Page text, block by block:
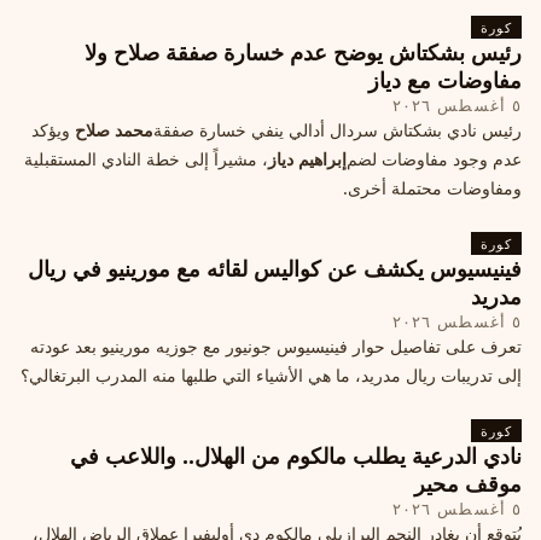
كورة
رئيس بشكتاش يوضح عدم خسارة صفقة صلاح ولا
مفاوضات مع دياز
٥ أغسطس ٢٠٢٦
رئيس نادي بشكتاش سردال أدالي ينفي خسارة صفقةمحمد صلاح ويؤكد
عدم وجود مفاوضات لضمإبراهيم دياز ، مشيراً إلى خطة النادي المستقبلية
ومفاوضات محتملة أخرى.
كورة
فينيسيوس يكشف عن كواليس لقائه مع مورينيو في ريال
مدريد
٥ أغسطس ٢٠٢٦
تعرف على تفاصيل حوار فينيسيوس جونيور مع جوزيه مورينيو بعد عودته
إلى تدريبات ريال مدريد، ما هي الأشياء التي طلبها منه المدرب البرتغالي؟
كورة
نادي الدرعية يطلب مالكوم من الهلال.. واللاعب في
موقف محير
٥ أغسطس ٢٠٢٦
يُتوقع أن يغادر النجم البرازيلي مالكوم دي أوليفيرا عملاق الرياض الهلال،